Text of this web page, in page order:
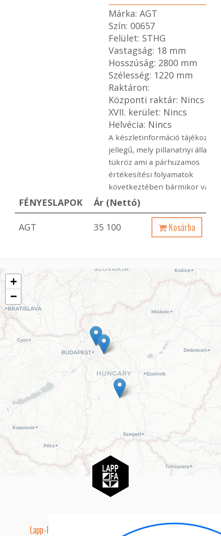
Márka: AGT
Szín: 00657
Felület: STHG
Vastagság: 18 mm
Hosszúság: 2800 mm
Szélesség: 1220 mm
Raktáron:
Központi raktár: Nincs
XVII. kerület: Nincs
Helvécia: Nincs
A készletinformáció
jellegű, mely pillanatnyi
tükröz ami a párhuzamos
értékesítési folyamatok
következtében bármikor
FÉNYESLAPOK Ár (Nettó)
AGT 35 100 Kosárba
+
−
Lapp-Fa EUTR technikai azonosító száma: AA5849163